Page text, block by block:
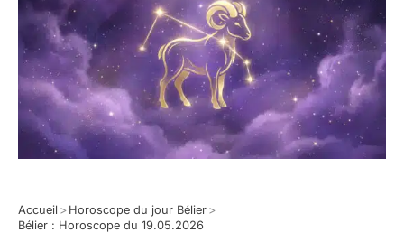
Accueil > Horoscope du jour Bélier >
Bélier : Horoscope du 19.05.2026